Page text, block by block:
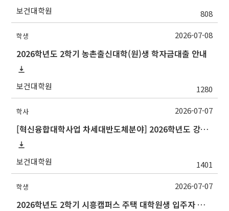
보건대학원 808
학생
2026학년도 2학기 농촌출신대학(원)생 학자금대출 안내
보건대학원 1280
2026-07-08
학사
[혁신융합대학사업 차세대반도체분야] 2026학년도 강원대학교 2학기 교류 수학 안내
보건대학원 1401
2026-07-07
학생
2026학년도 2학기 시흥캠퍼스 주택 대학원생 입주자 모집 안내
2026-07-07